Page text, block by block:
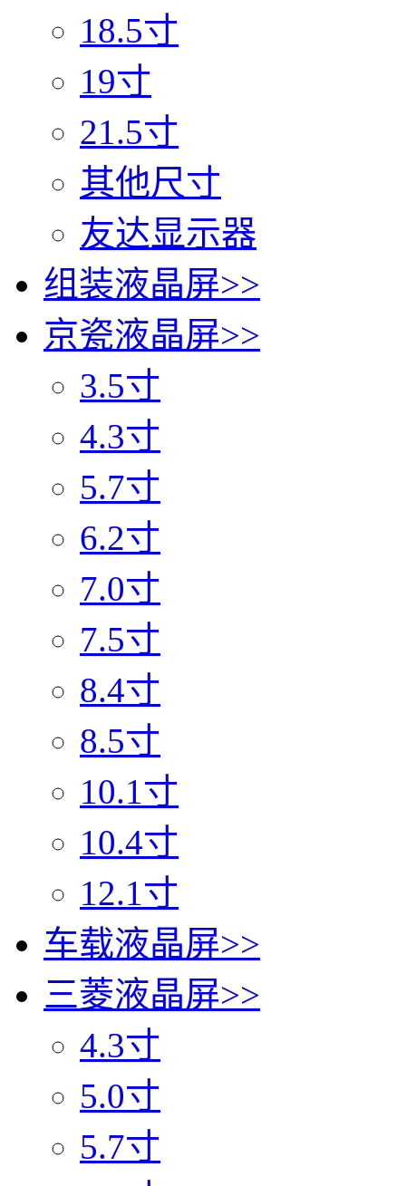
18.5寸
19寸
21.5寸
其他尺寸
友达显示器
组装液晶屏>>
京瓷液晶屏>>
3.5寸
4.3寸
5.7寸
6.2寸
7.0寸
7.5寸
8.4寸
8.5寸
10.1寸
10.4寸
12.1寸
车载液晶屏>>
三菱液晶屏>>
4.3寸
5.0寸
5.7寸